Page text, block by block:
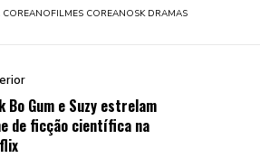
COREANOFILMES COREANOSK DRAMAS
Bo Gum e Suzy estrelam
de ficção científica na